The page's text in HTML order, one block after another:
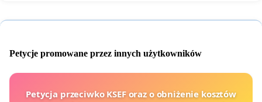
Petycje promowane przez innych użytkowników
Petycja przeciwko KSEF oraz o obniżenie kosztów